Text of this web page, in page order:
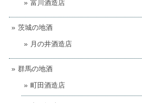
富川酒造店
茨城の地酒
月の井酒造店
群馬の地酒
町田酒造店